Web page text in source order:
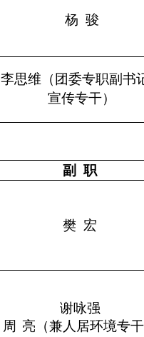
杨 骏
李思维 （ 团委专职副书
宣传专干）
副 职
樊 宏
谢咏强
周 亮（兼人居环境专干